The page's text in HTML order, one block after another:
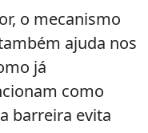
o mecanismo
ajuda nos
já
como
barreira evita